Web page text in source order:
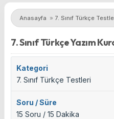
Anasayfa » 7. Sınıf Türkçe
7. Sınıf Türkçe Yazım
Kategori
7. Sınıf Türkçe Testleri
Soru / Süre
15 Soru / 15 Dakika